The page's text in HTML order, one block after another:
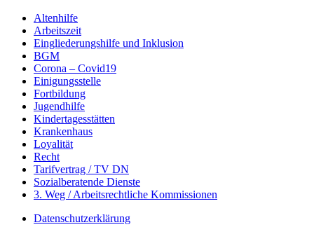
Altenhilfe
Arbeitszeit
Eingliederungshilfe und Inklusion
BGM
Corona – Covid19
Einigungsstelle
Fortbildung
Jugendhilfe
Kindertagesstätten
Krankenhaus
Loyalität
Recht
Tarifvertrag / TV DN
Sozialberatende Dienste
3. Weg / Arbeitsrechtliche Kommissionen
Datenschutzerklärung